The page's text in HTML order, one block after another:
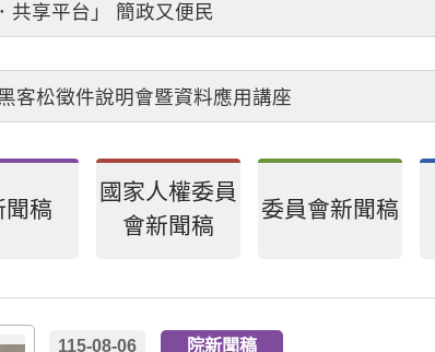
共享平台」 簡政又便民
客松徵件說明會暨資料應用講座
聞稿
國家人權委員
會新聞稿
委員會新聞稿
115-08-06 院新聞稿